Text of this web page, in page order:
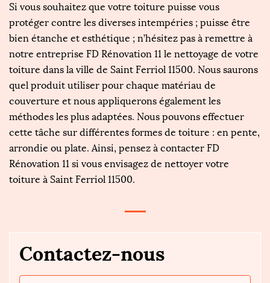
Si vous souhaitez que votre toiture puisse vous
protéger contre les diverses intempéries ; puisse être
bien étanche et esthétique ; n’hésitez pas à remettre à
notre entreprise FD Rénovation 11 le nettoyage de votre
toiture dans la ville de Saint Ferriol 11500. Nous saurons
quel produit utiliser pour chaque matériau de
couverture et nous appliquerons également les
méthodes les plus adaptées. Nous pouvons effectuer
cette tâche sur différentes formes de toiture : en pente,
arrondie ou plate. Ainsi, pensez à contacter FD
Rénovation 11 si vous envisagez de nettoyer votre
toiture à Saint Ferriol 11500.
Contactez-nous